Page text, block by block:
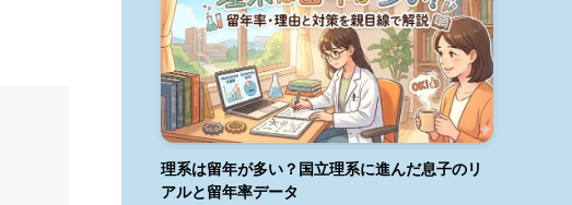
理系は留年が多い？国立理系に進んだ息子のリ
アルと留年率データ